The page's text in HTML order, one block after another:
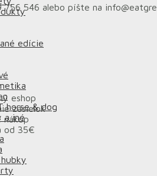
756 546 alebo píšte na
eshop
zásielok
nákup
od 35€
edície
horse & dog
a iné